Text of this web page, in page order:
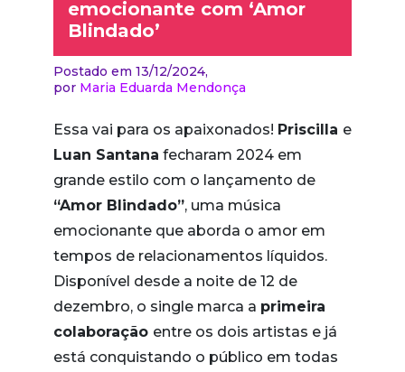
emocionante com ‘Amor
Blindado’
Postado em 13/12/2024,
por Maria Eduarda Mendonça
Essa vai para os apaixonados! Priscilla e
Luan Santana fecharam 2024 em
grande estilo com o lançamento de
“Amor Blindado”, uma música
emocionante que aborda o amor em
tempos de relacionamentos líquidos.
Disponível desde a noite de 12 de
dezembro, o single marca a primeira
colaboração entre os dois artistas e já
está conquistando o público em todas